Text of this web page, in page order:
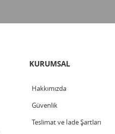
KURUMSAL
Hakkımızda
Güvenlik
Teslimat ve İade Şartları